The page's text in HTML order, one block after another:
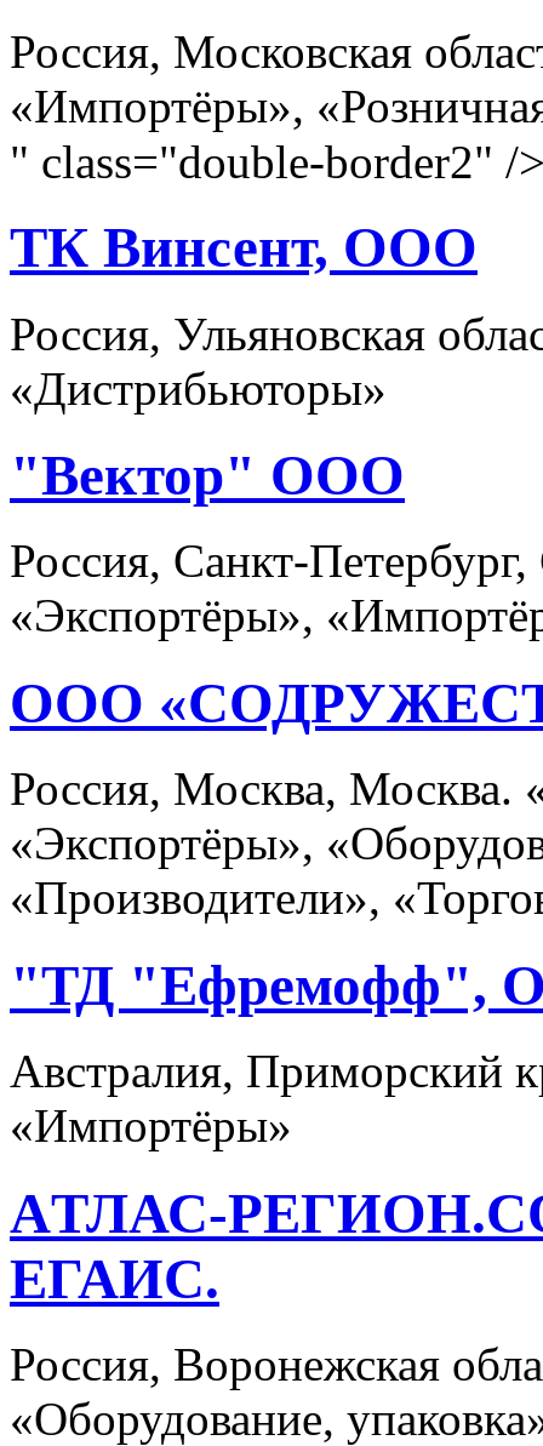
Россия, Московская
«Импортёры»,
" class="double-border2" /
ТК Винсент, ООО
Россия, Ульяновская
«Дистрибьюторы»
"Вектор" ООО
Россия, Санкт-
«Экспортёры»,
ООО
Россия, Москва, Москва.
«Экспортёры»,
«Производители»,
"ТД "Ефремофф",
Австралия, Приморский
«Импортёры»
AТЛАС-
ЕГАИС.
Россия, Воронежская
«Оборудование,